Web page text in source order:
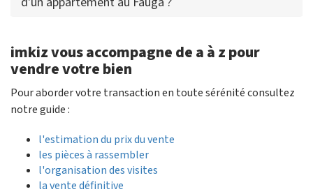
imkiz vous accompagne de a à z pour
vendre votre bien
Pour aborder votre transaction en toute sérénité consultez
notre guide :
l'estimation du prix du vente
les pièces à rassembler
l'organisation des visites
la vente définitive